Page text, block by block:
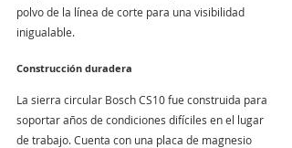
polvo de la línea de corte para una visibilidad
inigualable.
Construcción duradera
La sierra circular Bosch CS10 fue construida para
soportar años de condiciones difíciles en el lugar
de trabajo. Cuenta con una placa de magnesio